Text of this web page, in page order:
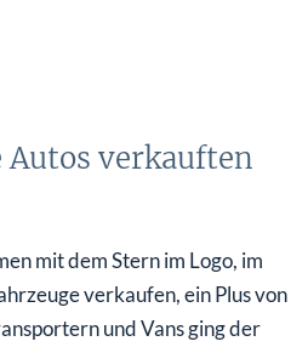
verkauften
mit dem Stern im Logo, im
verkaufen, ein Plus von
und Vans ging der